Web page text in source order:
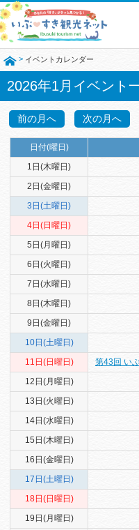
> イベントカレンダー
2026年1月イベント
前の月へ 次の月へ
日付(曜日)
1日(木曜日)
2日(金曜日)
3日(土曜日)
4日(日曜日)
5日(月曜日)
6日(火曜日)
7日(水曜日)
8日(木曜日)
9日(金曜日)
10日(土曜日)
11日(日曜日)
第43回 い
12日(月曜日)
13日(火曜日)
14日(水曜日)
15日(木曜日)
16日(金曜日)
17日(土曜日)
18日(日曜日)
19日(月曜日)